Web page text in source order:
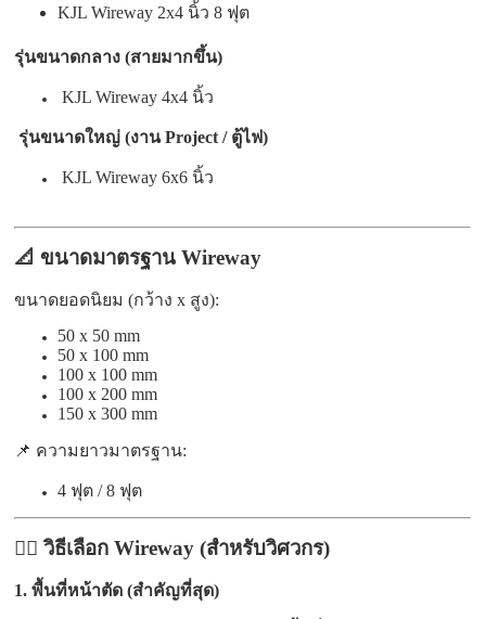
KJL Wireway 2x4 นิ้ว 8 ฟุต
รุ่นขนาดกลาง (สายมากขึ้น)
KJL Wireway 4x4 นิ้ว
รุ่นขนาดใหญ่ (งาน Project / ตู้ไฟ)
KJL Wireway 6x6 นิ้ว
📐 ขนาดมาตรฐาน Wireway
ขนาดยอดนิยม (กว้าง x สูง):
50 x 50 mm
50 x 100 mm
100 x 100 mm
100 x 200 mm
150 x 300 mm
📌 ความยาวมาตรฐาน:
4 ฟุต / 8 ฟุต
👷‍♂️ วิธีเลือก Wireway (สำหรับวิศวกร)
1. พื้นที่หน้าตัด (สำคัญที่สุด)